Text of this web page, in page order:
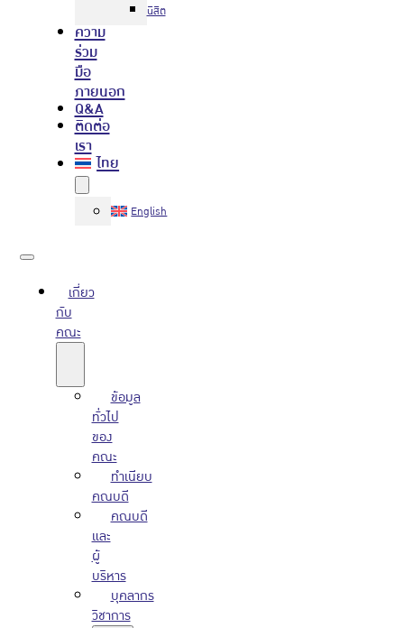
นิสิต
ความ
ร่วม
มือ
ภายนอก
Q&A
ติดต่อ
เรา
ไทย
English
เกี่ยว
กับ
คณะ
ข้อมูล
ทั่วไป
ของ
คณะ
ทำเนียบ
คณบดี
คณบดี
และ
ผู้
บริหาร
บุคลากร
วิชาการ